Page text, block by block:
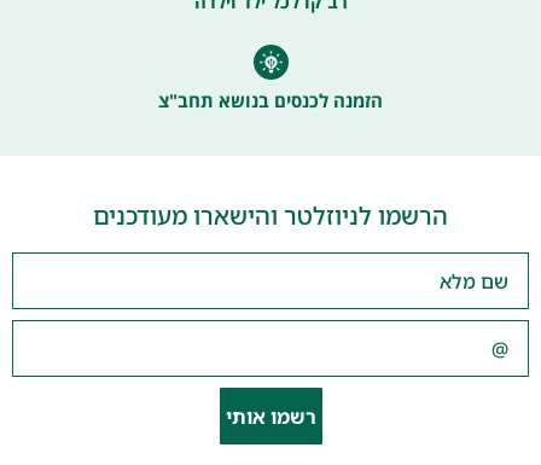
הזמנה לכנסים בנושא תחב"צ
הרשמו לניוזלטר והישארו מעודכנים
רשמו אותי